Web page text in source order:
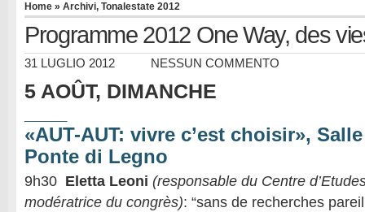
Home » Archivi, Tonalestate 2012
Programme 2012 One Way, des
31 LUGLIO 2012 NESSUN COMMENTO
5 AOÛT, DIMANCHE
«AUT-AUT: vivre c’est choisir»,
Ponte di Legno
9h30 Eletta Leoni (responsable du Centre
modératrice du congrès): “sans de recherches